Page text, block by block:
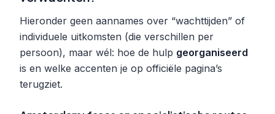
Hieronder geen aannames over “wachttijden” of
individuele uitkomsten (die verschillen per
persoon), maar wél: hoe de hulp georganiseerd
is en welke accenten je op officiële pagina’s
terugziet.